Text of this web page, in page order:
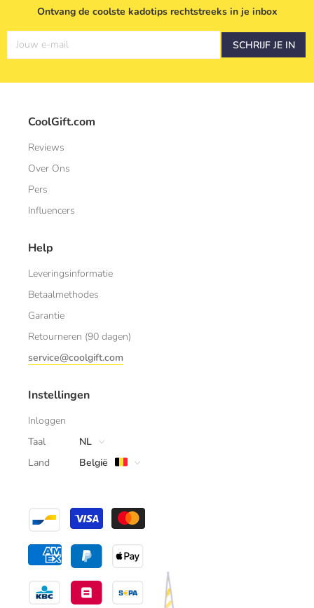
Ontvang de coolste kadotips rechtstreeks in je inbox
Jouw e-mail SCHRIJF JE IN
CoolGift.com
Reviews
Over Ons
Pers
Influencers
Help
Leveringsinformatie
Betaalmethodes
Garantie
Retourneren (90 dagen)
service@coolgift.com
Instellingen
Inloggen
Taal
NL
Land
België